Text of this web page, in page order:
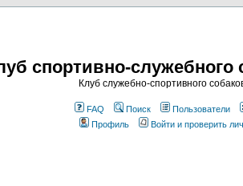
спортивно-служебного
Клуб служебно-спортивного
FAQ Поиск Пользователи
Профиль
Войти и проверить